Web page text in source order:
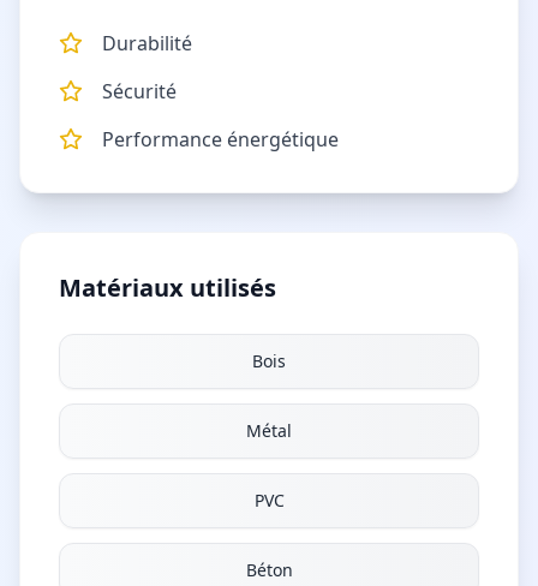
Durabilité
Sécurité
Performance énergétique
Matériaux utilisés
Bois
Métal
PVC
Béton